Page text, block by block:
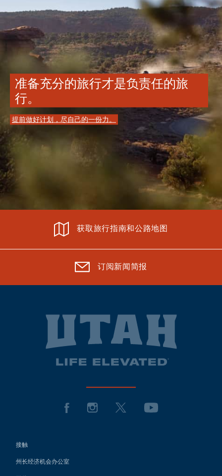
准备充分的旅行才是负责任的旅
行。
提前做好计划，尽自己的一份力。
获取旅行指南和公路地图
订阅新闻简报
接触
州长经济机会办公室